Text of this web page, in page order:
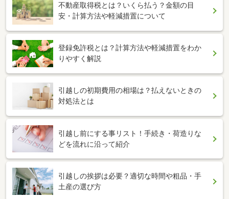
不動産取得税とは？いくら払う？金額の目
安・計算方法や軽減措置について
登録免許税とは？計算方法や軽減措置をわか
りやすく解説
引越しの初期費用の相場は？払えないときの
対処法とは
引越し前にする事リスト！手続き・荷造りな
どを流れに沿って紹介
引越しの挨拶は必要？適切な時間や粗品・手
土産の選び方